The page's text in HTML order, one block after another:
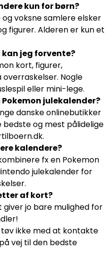
kun for børn?
voksne samlere elsker
figurer. Alderen er kun et
jeg forvente?
kort, figurer,
Nogle
eller mini-lege.
Pokemon julekalender?
danske onlinebutikker
bedste og mest pålidelige
kalendere?
fx en Pokemon
julekalender for
af kort?
giver jo bare mulighed for
ikke med at kontakte
vej til den bedste